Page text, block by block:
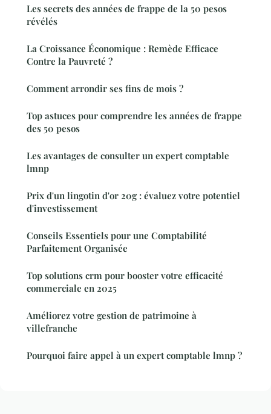
Les secrets des années de frappe de la 50 pesos
révélés
La Croissance Économique : Remède Efficace
Contre la Pauvreté ?
Comment arrondir ses fins de mois ?
Top astuces pour comprendre les années de frappe
des 50 pesos
Les avantages de consulter un expert comptable
lmnp
Prix d'un lingotin d'or 20g : évaluez votre potentiel
d'investissement
Conseils Essentiels pour une Comptabilité
Parfaitement Organisée
Top solutions crm pour booster votre efficacité
commerciale en 2025
Améliorez votre gestion de patrimoine à
villefranche
Pourquoi faire appel à un expert comptable lmnp ?